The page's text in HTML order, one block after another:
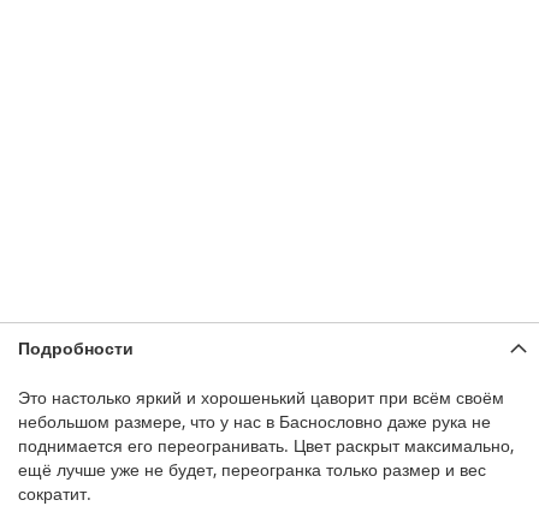
Подробности
Это настолько яркий и хорошенький цаворит при всём своём
небольшом размере, что у нас в Баснословно даже рука не
поднимается его переогранивать. Цвет раскрыт максимально,
ещё лучше уже не будет, переогранка только размер и вес
сократит.